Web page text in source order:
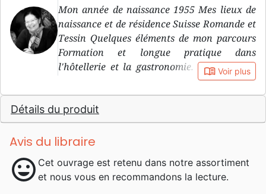
Mon année de naissance 1955 Mes lieux de
naissance et de résidence Suisse Romande et
Tessin Quelques éléments de mon parcours
Formation et longue pratique dans
l'hôtellerie et la gastronomie. Traductions
bénévoles pour plusieurs missions depuis
2000. Interviews et articles pour christian-
leaders.net. Quelques-uns de mes hobbys
Nordic-walking, jardinage, piano,
aquariophilie, lecture... Pourquoi j'écris
apporte comme changements de vie. IL est
celui qui donne un happy end aux histoires
book_open Voir plus
Détails du produit
Avis du libraire
mood Cet ouvrage est retenu dans notre assortiment
et nous vous en recommandons la lecture.